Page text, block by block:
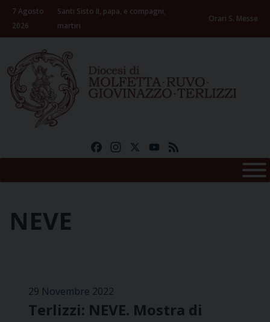
Skip
content
7 Agosto
2026
Santi Sisto II, papa, e compagni,
martiri
Orari S. Messe
FacebookInstagramYouTube
NEVE
29 Novembre 2022
Terlizzi: NEVE. Mostra di